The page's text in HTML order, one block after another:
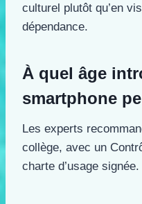
culturel plutôt qu’en
dépendance.
À quel âge
smartphone
Les experts
collège, avec un
charte d’usage signée.